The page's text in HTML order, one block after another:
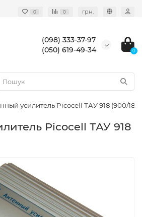
0 0 грн.
(098) 333-37-97
(050) 619-49-34
0
усилитель Picocell ТАУ 918 (900/
Picocell ТАУ 918